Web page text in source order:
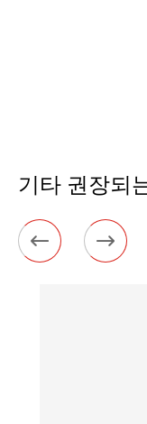
기타 권장되
 